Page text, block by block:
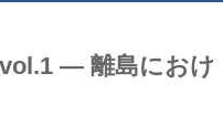
― 離島におけ